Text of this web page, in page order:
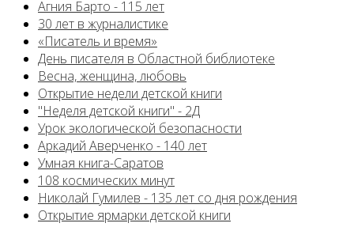
Агния Барто - 115 лет
30 лет в журналистике
«Писатель и время»
День писателя в Областной библиотеке
Весна, женщина, любовь
Открытие недели детской книги
"Неделя детской книги" - 2Д
Урок экологической безопасности
Аркадий Аверченко - 140 лет
Умная книга-Саратов
108 космических минут
Николай Гумилев - 135 лет со дня рождения
Открытие ярмарки детской книги